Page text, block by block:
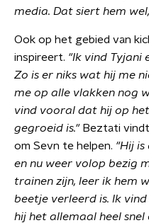
media. Dat siert hem
Ook op het gebied van
inspireert. "Ik vind Tyjani
Zo is er niks wat hij me
me op alle vlakken nog
vind vooral dat hij op
gegroeid is." Beztati
om Sevn te helpen. "Hij
en nu weer volop bezig
trainen zijn, leer ik hem
beetje verleerd is. Ik
hij het allemaal heel snel